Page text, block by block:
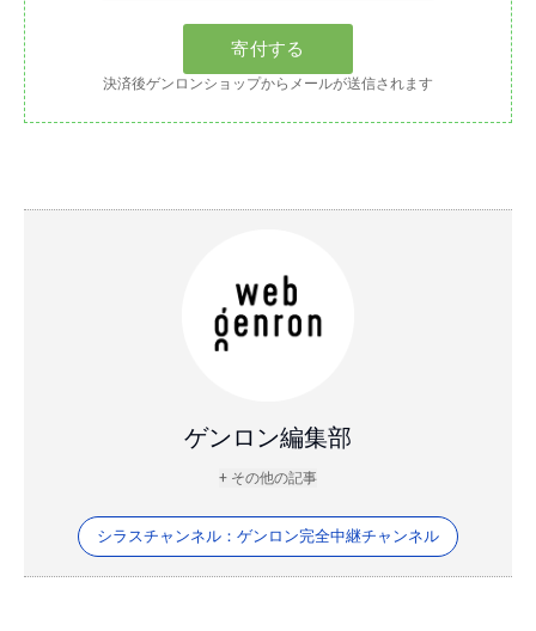
決済後ゲンロンショップからメールが送信されます
ゲンロン編集部
+ その他の記事
シラスチャンネル：ゲンロン完全中継チャンネル